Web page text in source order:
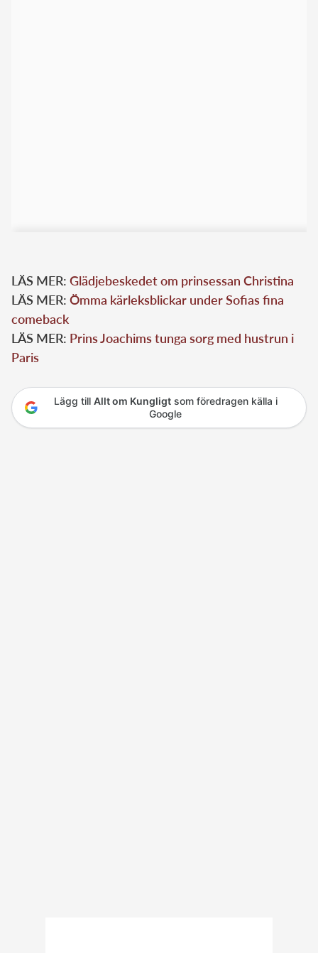
LÄS MER: Glädjebeskedet om prinsessan Christina
LÄS MER: Ömma kärleksblickar under Sofias fina
comeback
LÄS MER: Prins Joachims tunga sorg med hustrun i
Paris
Lägg till Allt om Kungligtsom föredragen källa i
Google